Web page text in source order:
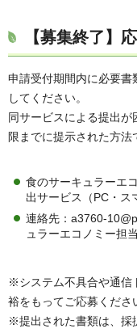
【募集終了】
申請受付期間内に必要書
してください。
同サービスによる提出
限までに提示された方法
食のサーキュラーエ
出サービス（PC・ス
連絡先：a3760-
ュラーエコノミー担当
※システム不具合や通信
裕をもってご応募くださ
※提出された書類は、採